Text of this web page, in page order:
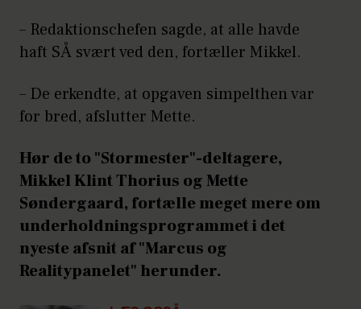
– Redaktionschefen sagde, at alle havde
haft SÅ svært ved den, fortæller Mikkel.
– De erkendte, at opgaven simpelthen var
for bred, afslutter Mette.
Hør de to "Stormester"-deltagere,
Mikkel Klint Thorius og Mette
Søndergaard, fortælle meget mere om
underholdningsprogrammet i det
nyeste afsnit af "Marcus og
Realitypanelet" herunder.